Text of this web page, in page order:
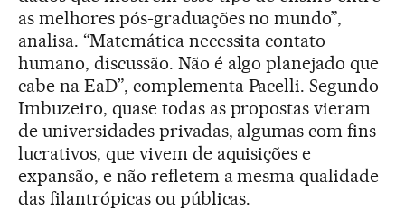
as melhores pós-graduações no mundo”,
analisa. “Matemática necessita contato
humano, discussão. Não é algo planejado que
cabe na EaD”, complementa Pacelli. Segundo
Imbuzeiro, quase todas as propostas vieram
de universidades privadas, algumas com fins
lucrativos, que vivem de aquisições e
expansão, e não refletem a mesma qualidade
das filantrópicas ou públicas.